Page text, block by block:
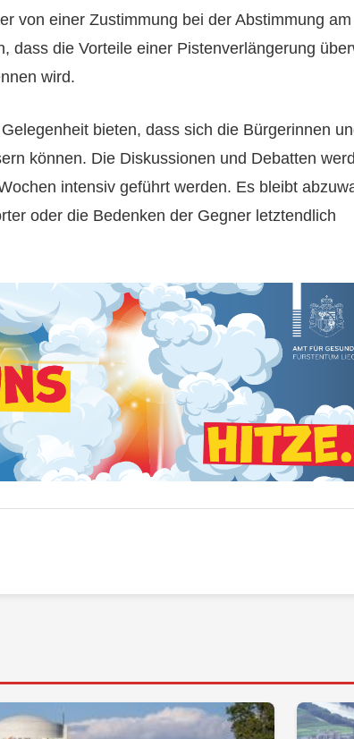
von einer Zustimmung bei der Abstimmung am
dass die Vorteile einer Pistenverlängerung
wird.
bieten, dass sich die Bürgerinnen
können. Die Diskussionen und Debatten
intensiv geführt werden. Es bleibt
oder die Bedenken der Gegner letztendlich